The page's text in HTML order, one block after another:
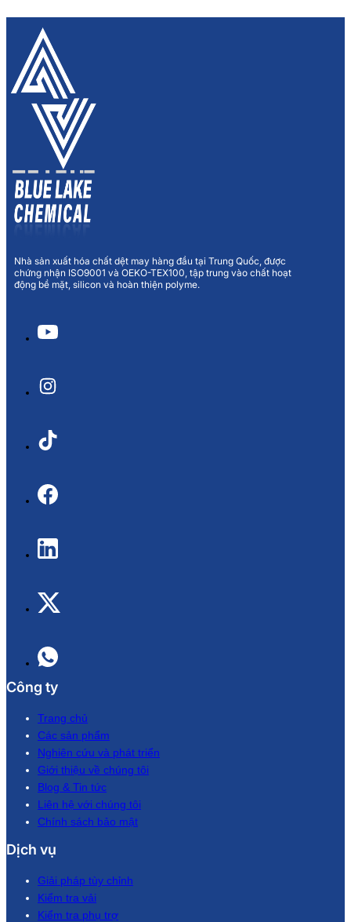
Nhà sản xuất hóa chất dệt may hàng đầu tại Trung Quốc, được
chứng nhận ISO9001 và OEKO-TEX100, tập trung vào chất hoạt
động bề mặt, silicon và hoàn thiện polyme.
Công ty
Trang chủ
Các sản phẩm
Nghiên cứu và phát triển
Giới thiệu về chúng tôi
Blog & Tin tức
Liên hệ với chúng tôi
Chính sách bảo mật
Dịch vụ
Giải pháp tùy chỉnh
Kiểm tra vải
Kiểm tra phụ trợ